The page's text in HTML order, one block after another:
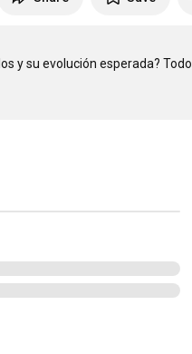
y su evolución esperada? Todo